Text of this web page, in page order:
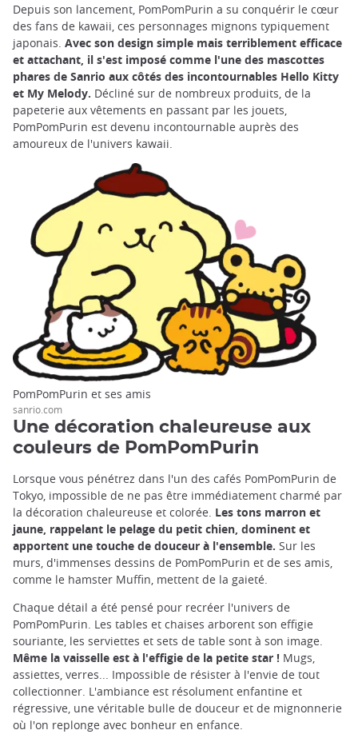
Depuis son lancement, PomPomPurin a su conquérir le cœur
des fans de kawaii, ces personnages mignons typiquement
japonais. Avec son design simple mais terriblement efficace
et attachant, il s'est imposé comme l'une des mascottes
phares de Sanrio aux côtés des incontournables Hello Kitty
et My Melody. Décliné sur de nombreux produits, de la
papeterie aux vêtements en passant par les jouets,
PomPomPurin est devenu incontournable auprès des
amoureux de l'univers kawaii.
PomPomPurin et ses amis
sanrio.com
Une décoration chaleureuse aux
couleurs de PomPomPurin
Lorsque vous pénétrez dans l'un des cafés PomPomPurin de
Tokyo, impossible de ne pas être immédiatement charmé par
la décoration chaleureuse et colorée. Les tons marron et
jaune, rappelant le pelage du petit chien, dominent et
apportent une touche de douceur à l'ensemble. Sur les
murs, d'immenses dessins de PomPomPurin et de ses amis,
comme le hamster Muffin, mettent de la gaieté.
Chaque détail a été pensé pour recréer l'univers de
PomPomPurin. Les tables et chaises arborent son effigie
souriante, les serviettes et sets de table sont à son image.
Même la vaisselle est à l'effigie de la petite star ! Mugs,
assiettes, verres... Impossible de résister à l'envie de tout
collectionner. L'ambiance est résolument enfantine et
régressive, une véritable bulle de douceur et de mignonnerie
où l'on replonge avec bonheur en enfance.